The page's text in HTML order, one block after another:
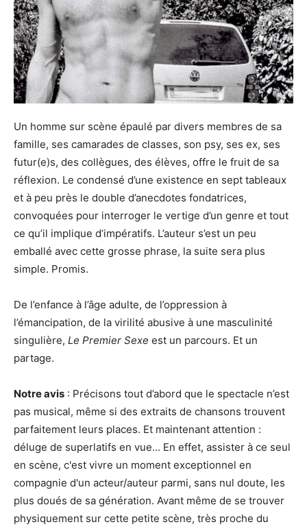
Un homme sur scène épaulé par divers membres de sa
famille, ses camarades de classes, son psy, ses ex, ses
futur(e)s, des collègues, des élèves, offre le fruit de sa
réflexion. Le condensé d’une existence en sept tableaux
et à peu près le double d’anecdotes fondatrices,
convoquées pour interroger le vertige d’un genre et tout
ce qu’il implique d’impératifs. L’auteur s’est un peu
emballé avec cette grosse phrase, la suite sera plus
simple. Promis.
De l’enfance à l’âge adulte, de l’oppression à
l’émancipation, de la virilité abusive à une masculinité
singulière, Le Premier Sexe est un parcours. Et un
partage.
Notre avis : Précisons tout d’abord que le spectacle n’est
pas musical, même si des extraits de chansons trouvent
parfaitement leurs places. Et maintenant attention :
déluge de superlatifs en vue... En effet, assister à ce seul
en scène, c'est vivre un moment exceptionnel en
compagnie d'un acteur/auteur parmi, sans nul doute, les
plus doués de sa génération. Avant même de se trouver
physiquement sur cette petite scène, très proche du